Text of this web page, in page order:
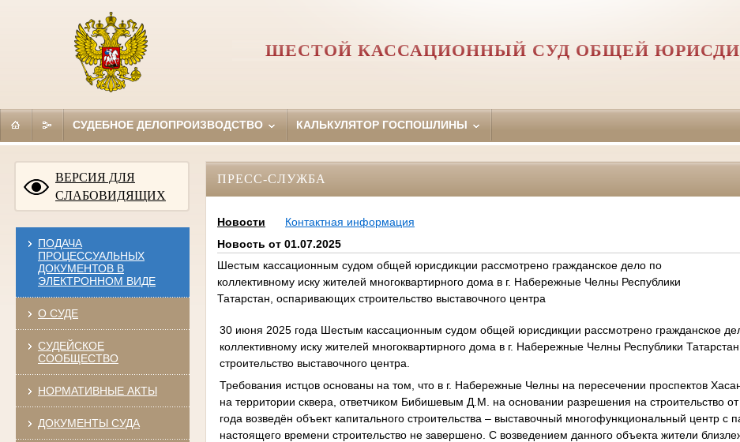
ШЕСТОЙ КАССАЦИОННЫЙ СУД ОБЩЕЙ
СУДЕБНОЕ ДЕЛОПРОИЗВОДСТВО КАЛЬКУЛЯТОР ГОСПОШЛИНЫ
ВЕРСИЯ ДЛЯ
СЛАБОВИДЯЩИХ
ПОДАЧА
ПРОЦЕССУАЛЬНЫХ
ДОКУМЕНТОВ В
ЭЛЕКТРОННОМ ВИДЕ
О СУДЕ
СУДЕЙСКОЕ
СООБЩЕСТВО
НОРМАТИВНЫЕ АКТЫ
ДОКУМЕНТЫ СУДА
ПРЕСС-СЛУЖБА
Новости
Контактная информация
Новость от 01.07.2025
Шестым кассационным судом общей юрисдикции рассмотрено гражданское дело по
коллективному иску жителей многоквартирного дома в г. Набережные Челны Республики
Татарстан, оспаривающих строительство выставочного центра
30 июня 2025 года Шестым кассационным судом общей юрисдикции рассмотрено гражданское
коллективному иску жителей многоквартирного дома в г. Набережные Челны Республики
строительство выставочного центра.
Требования истцов основаны на том, что в г. Набережные Челны на пересечении проспектов
на территории сквера, ответчиком Бибишевым Д.М. на основании разрешения на строительство
года возведён объект капитального строительства – выставочный многофункциональный центр с
настоящего времени строительство не завершено. С возведением данного объекта жители